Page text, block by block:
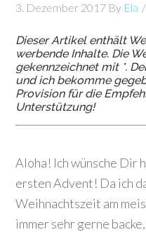
3. Dezember 2017 By Ela
Dieser Artikel enthält
werbende Inhalte. Die
gekennzeichnet mit *.
und ich bekomme
Provision für die
Unterstützung!
Aloha! Ich wünsche Dir
ersten Advent! Da ich
Weihnachtszeit am
immer sehr gerne